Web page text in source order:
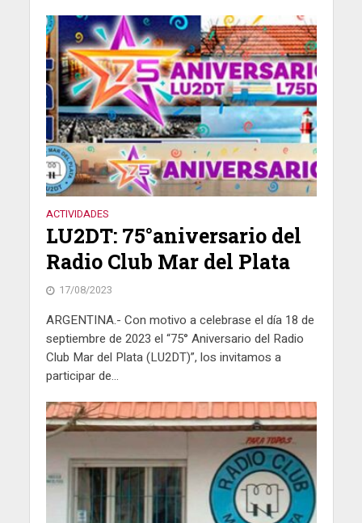
ACTIVIDADES
LU2DT: 75°aniversario del
Radio Club Mar del Plata
17/08/2023
ARGENTINA.- Con motivo a celebrase el día 18 de
septiembre de 2023 el “75° Aniversario del Radio
Club Mar del Plata (LU2DT)”, los invitamos a
participar de...